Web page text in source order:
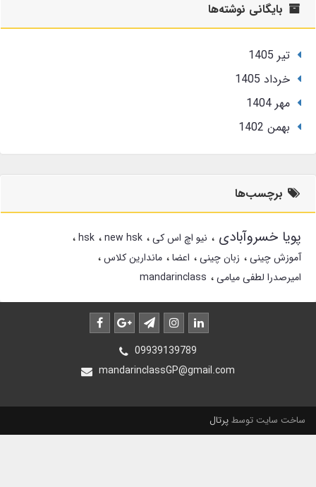
بایگانی نوشته‌ها
تير 1405
خرداد 1405
مهر 1404
بهمن 1402
برچسب‌ها
پویا خسروآبادی نیو اچ اس کی new hsk
hsk
آموزش چینی زبان چینی اعضا ماندارین کلاس
امیرصدرا لطفی میامی mandarinclass
09939139789
mandarinclassGP@gmail.com
ساخت سایت توسطپرتال